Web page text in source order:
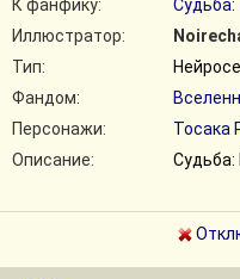
К фанфику:
Судьба:
Иллюстратор:
Тип:
Фандом:
Персонажи:
Тосака
Описание:
Судьба: